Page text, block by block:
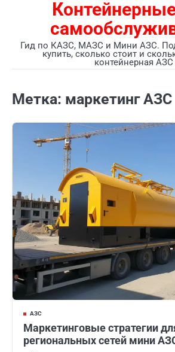
содержимому
Гид по КАЗС, МАЗС и Мини АЗС.
купить, сколько стоит и
контейнерная АЗС
Метка: маркетинг АЗС
АЗС
Маркетинговые стратегии
региональных сетей мини